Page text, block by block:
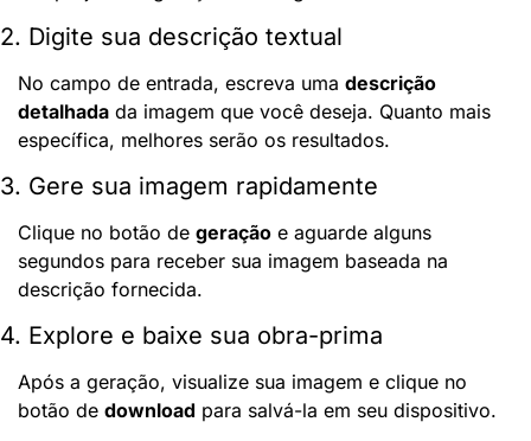
2. Digite sua descrição textual
No campo de entrada, escreva uma descrição
detalhada da imagem que você deseja. Quanto mais
específica, melhores serão os resultados.
3. Gere sua imagem rapidamente
Clique no botão de geração e aguarde alguns
segundos para receber sua imagem baseada na
descrição fornecida.
4. Explore e baixe sua obra-prima
Após a geração, visualize sua imagem e clique no
botão de download para salvá-la em seu dispositivo.